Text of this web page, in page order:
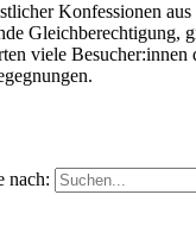
Konfessionen
Gleichberechtigung,
viele Besucher:innen
nach: